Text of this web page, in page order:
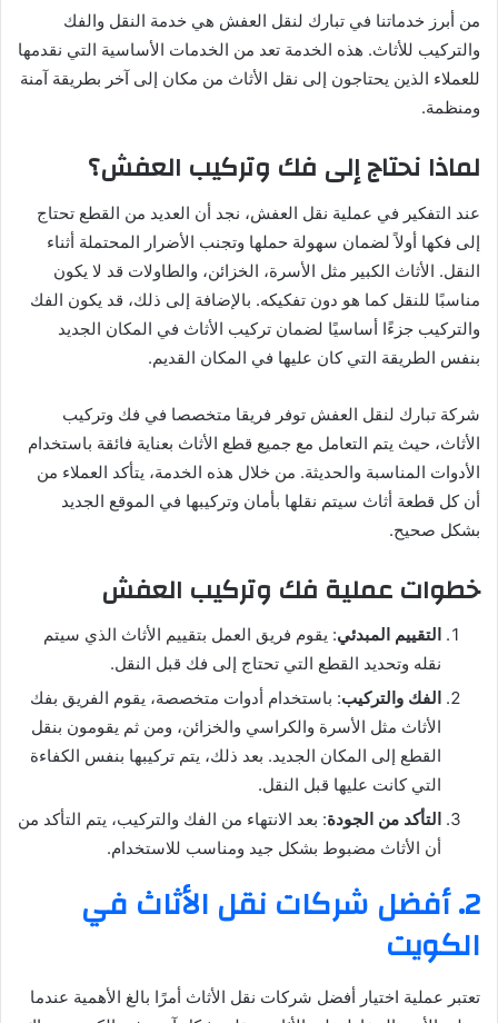
من أبرز خدماتنا في تبارك لنقل العفش هي خدمة النقل والفك
والتركيب للأثاث. هذه الخدمة تعد من الخدمات الأساسية التي نقدمها
للعملاء الذين يحتاجون إلى نقل الأثاث من مكان إلى آخر بطريقة آمنة
ومنظمة.
لماذا نحتاج إلى فك وتركيب العفش؟
عند التفكير في عملية نقل العفش، نجد أن العديد من القطع تحتاج
إلى فكها أولاً لضمان سهولة حملها وتجنب الأضرار المحتملة أثناء
النقل. الأثاث الكبير مثل الأسرة، الخزائن، والطاولات قد لا يكون
مناسبًا للنقل كما هو دون تفكيكه. بالإضافة إلى ذلك، قد يكون الفك
والتركيب جزءًا أساسيًا لضمان تركيب الأثاث في المكان الجديد
بنفس الطريقة التي كان عليها في المكان القديم.
شركة تبارك لنقل العفش توفر فريقا متخصصا في فك وتركيب
الأثاث، حيث يتم التعامل مع جميع قطع الأثاث بعناية فائقة باستخدام
الأدوات المناسبة والحديثة. من خلال هذه الخدمة، يتأكد العملاء من
أن كل قطعة أثاث سيتم نقلها بأمان وتركيبها في الموقع الجديد
بشكل صحيح.
خطوات عملية فك وتركيب العفش
التقييم المبدئي: يقوم فريق العمل بتقييم الأثاث الذي سيتم
نقله وتحديد القطع التي تحتاج إلى فك قبل النقل.
الفك والتركيب: باستخدام أدوات متخصصة، يقوم الفريق بفك
الأثاث مثل الأسرة والكراسي والخزائن، ومن ثم يقومون بنقل
القطع إلى المكان الجديد. بعد ذلك، يتم تركيبها بنفس الكفاءة
التي كانت عليها قبل النقل.
التأكد من الجودة: بعد الانتهاء من الفك والتركيب، يتم التأكد من
أن الأثاث مضبوط بشكل جيد ومناسب للاستخدام.
2. أفضل شركات نقل الأثاث في
الكويت
تعتبر عملية اختيار أفضل شركات نقل الأثاث أمرًا بالغ الأهمية عندما